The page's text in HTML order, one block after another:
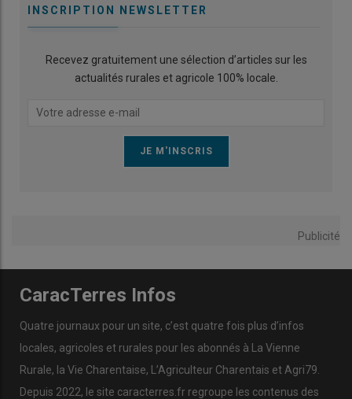
INSCRIPTION NEWSLETTER
Recevez gratuitement une sélection d’articles sur les
actualités rurales et agricole 100% locale.
Publicité
CaracTerres Infos
Quatre journaux pour un site, c’est quatre fois plus d’infos
locales, agricoles et rurales pour les abonnés à La Vienne
Rurale, la Vie Charentaise, L’Agriculteur Charentais et Agri79.
Depuis 2022, le site caracterres.fr regroupe les contenus des